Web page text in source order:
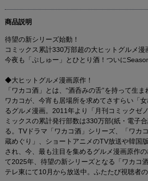
商品説明
待望の新シリーズ始動！
コミックス累計330万部超の大ヒットグルメ漫
今夜も「ぷしゅー」とひとり酒！ついに
◆大ヒットグルメ漫画原作！
「ワカコ酒」とは、“酒呑みの舌”を持って生
ワカコが、今宵も居場所を求めてさすらい「
るグルメ漫画。2011年より「月刊コミックゼ
ミックスの累計発行部数は330万部(紙・電子
る。TVドラマ「ワカコ酒」シリーズ、「ワカ
蔵めぐり」、ショートアニメのTV放送や韓国
され、今、最も注目を集めるグルメ漫画原作
て2025年、待望の新シリーズとなる「ワカコ
テレ東にて10月から放送中。ふたたび視聴者の